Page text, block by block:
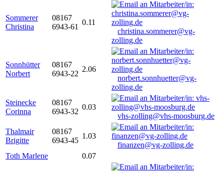
Sommerer
Christina
08167
6943-61
0.11
christina.sommerer@vg-
zolling.de
Sonnhütter
Norbert
08167
6943-22
2.06
norbert.sonnhuetter@vg-
zolling.de
Steinecke
Corinna
08167
6943-32
0.03
vhs-zolling@vhs-moosburg.de
Thalmair
Brigitte
08167
6943-45
1.03
finanzen@vg-zolling.de
Toth Marlene
0.07